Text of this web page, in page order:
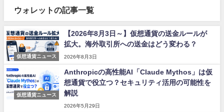
ウォレットの記事一覧
仮想通貨ニュース
【2026年8月3日～】仮想通貨の送金ルールが
拡大。海外取引所への送金はどう変わる？
2026年8月3日
仮想通貨ニュース
Anthropicの高性能AI「Claude Mythos」は仮
想通貨で役立つ？セキュリティ活用の可能性を
解説
2026年5月29日